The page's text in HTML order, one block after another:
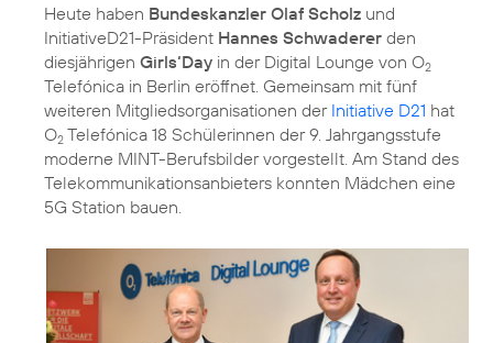
Heute haben Bundeskanzler Olaf Scholz und
InitiativeD21-Präsident Hannes Schwaderer den
diesjährigen Girls‘Day in der Digital Lounge von O2
Telefónica in Berlin eröffnet. Gemeinsam mit fünf
weiteren Mitgliedsorganisationen der Initiative D21 hat
O2 Telefónica 18 Schülerinnen der 9. Jahrgangsstufe
moderne MINT-Berufsbilder vorgestellt. Am Stand des
Telekommunikationsanbieters konnten Mädchen eine
5G Station bauen.